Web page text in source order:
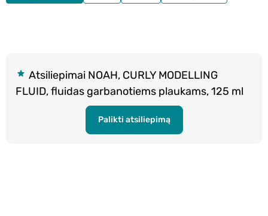
Atsiliepimai NOAH, CURLY MODELLING
FLUID, fluidas garbanotiems plaukams, 125 ml
Palikti atsiliepimą